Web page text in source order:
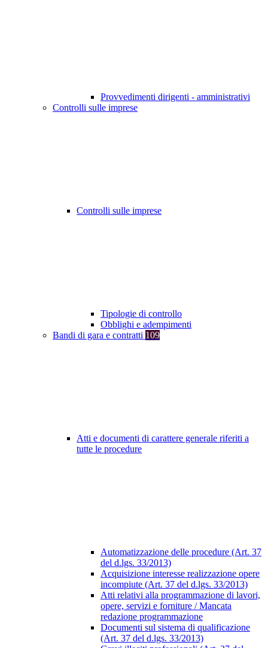
Provvedimenti dirigenti - amministrativi
Controlli sulle imprese
Controlli sulle imprese
Tipologie di controllo
Obblighi e adempimenti
Bandi di gara e contratti 109
Atti e documenti di carattere generale riferiti a
tutte le procedure
Automatizzazione delle procedure (Art. 37
del d.lgs. 33/2013)
Acquisizione interesse realizzazione opere
incompiute (Art. 37 del d.lgs. 33/2013)
Atti relativi alla programmazione di lavori,
opere, servizi e forniture / Mancata
redazione programmazione
Documenti sul sistema di qualificazione
(Art. 37 del d.lgs. 33/2013)